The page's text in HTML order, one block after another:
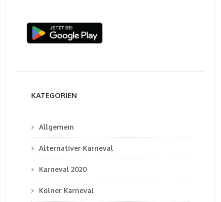
KATEGORIEN
Allgemein
Alternativer Karneval
Karneval 2020
Kölner Karneval